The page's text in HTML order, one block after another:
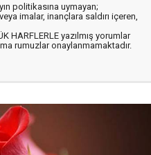
politikasına uymayan;
imalar, inançlara saldırı içeren,
HARFLERLE yazılmış yorumlar
rumuzlar onaylanmamaktadır.